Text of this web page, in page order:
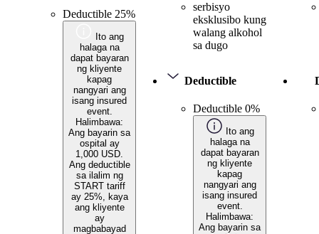
Deductible 25%
Ito ang
halaga na
dapat bayaran
ng kliyente
kapag
nangyari ang
isang insured
event.
Halimbawa:
Ang bayarin sa
ospital ay
1,000 USD.
Ang deductible
sa ilalim ng
START tariff
ay 25%, kaya
ang kliyente
ay
magbabayad
serbisyo
eksklusibo kung
walang alkohol
sa dugo
Deductible
Deductible 0%
Ito ang
halaga na
dapat bayaran
ng kliyente
kapag
nangyari ang
isang insured
event.
Halimbawa:
Ang bayarin sa